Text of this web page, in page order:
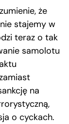
że
stajemy w
teraz o tak
samolotu
na
o cyckach.